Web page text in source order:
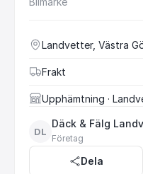
Landvetter, Västra
Frakt
Upphämtning ·
DL
Däck & Fälg
Företag
Dela